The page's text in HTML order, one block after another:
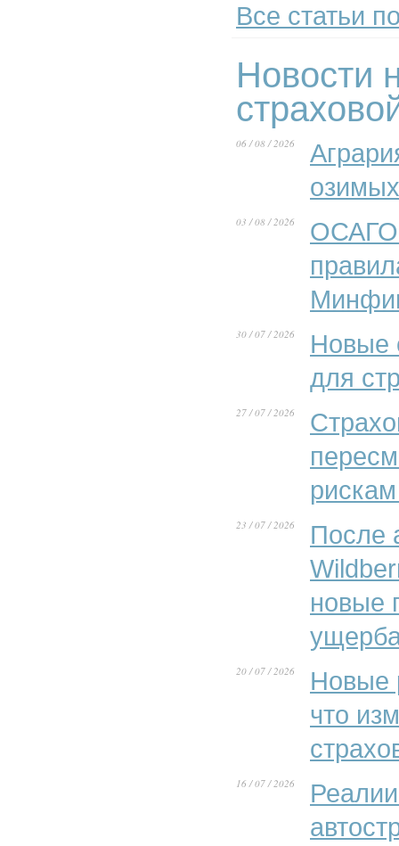
Все статьи
Новости
06 / 08 / 2026
03 / 08 / 2026
ОСАГО
30 / 07 / 2026
Новые
для
27 / 07 / 2026
23 / 07 / 2026
После
новые
20 / 07 / 2026
Новые
что
16 / 07 / 2026